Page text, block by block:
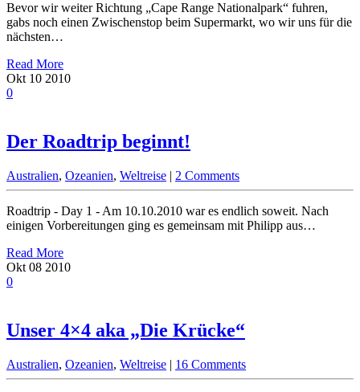
Bevor wir weiter Richtung „Cape Range Nationalpark“ fuhren,
gabs noch einen Zwischenstop beim Supermarkt, wo wir uns für die
nächsten…
Read More
Okt 10 2010
0
Der Roadtrip beginnt!
Australien, Ozeanien, Weltreise | 2 Comments
Roadtrip - Day 1 - Am 10.10.2010 war es endlich soweit. Nach
einigen Vorbereitungen ging es gemeinsam mit Philipp aus…
Read More
Okt 08 2010
0
Unser 4×4 aka „Die Krücke“
Australien, Ozeanien, Weltreise | 16 Comments